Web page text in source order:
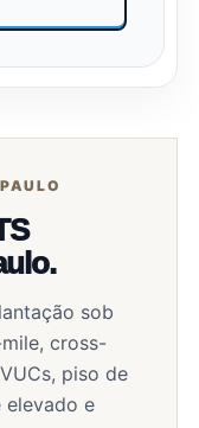
sob
cross-
piso de
e